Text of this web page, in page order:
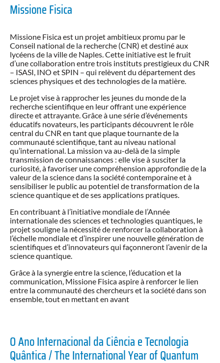
Missione Fisica
Missione Fisica est un projet ambitieux promu par le
Conseil national de la recherche (CNR) et destiné aux
lycéens de la ville de Naples. Cette initiative est le fruit
d’une collaboration entre trois instituts prestigieux du CNR
– ISASI, INO et SPIN – qui relèvent du département des
sciences physiques et des technologies de la matière.
Le projet vise à rapprocher les jeunes du monde de la
recherche scientifique en leur offrant une expérience
directe et attrayante. Grâce à une série d’événements
éducatifs novateurs, les participants découvrent le rôle
central du CNR en tant que plaque tournante de la
communauté scientifique, tant au niveau national
qu’international. La mission va au-delà de la simple
transmission de connaissances : elle vise à susciter la
curiosité, à favoriser une compréhension approfondie de la
valeur de la science dans la société contemporaine et à
sensibiliser le public au potentiel de transformation de la
science quantique et de ses applications pratiques.
En contribuant à l’initiative mondiale de l’Année
internationale des sciences et technologies quantiques, le
projet souligne la nécessité de renforcer la collaboration à
l’échelle mondiale et d’inspirer une nouvelle génération de
scientifiques et d’innovateurs qui façonneront l’avenir de la
science quantique.
Grâce à la synergie entre la science, l’éducation et la
communication, Missione Fisica aspire à renforcer le lien
entre la communauté des chercheurs et la société dans son
ensemble, tout en mettant en avant
O Ano Internacional da Ciência e Tecnologia
Quântica / The International Year of Quantum